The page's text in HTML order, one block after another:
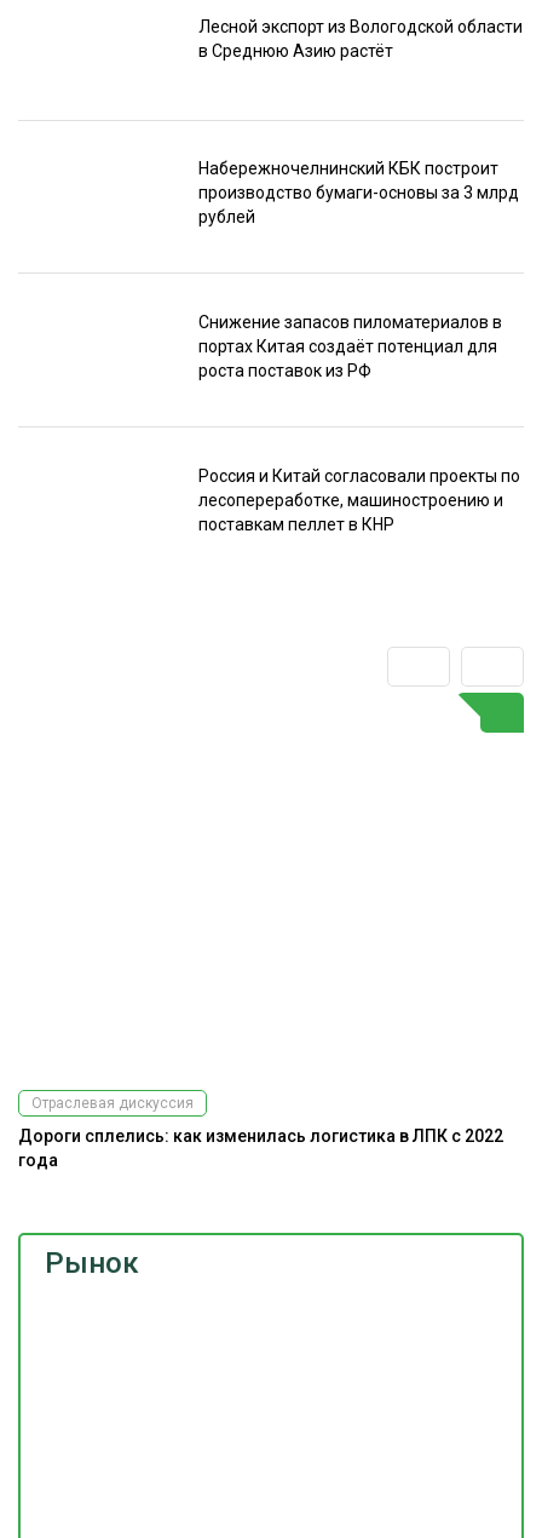
Лесной экспорт из Вологодской области
в Среднюю Азию растёт
Набережночелнинский КБК построит
производство бумаги-основы за 3 млрд
рублей
Снижение запасов пиломатериалов в
портах Китая создаёт потенциал для
роста поставок из РФ
Россия и Китай согласовали проекты по
лесопереработке, машиностроению и
поставкам пеллет в КНР
Рынок
Отраслевая дискуссия
Дороги сплелись: как изменилась логистика в ЛПК с 2022
года